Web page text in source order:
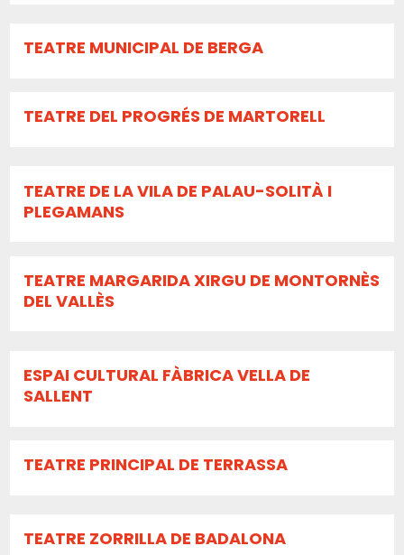
TEATRE MUNICIPAL DE BERGA
TEATRE DEL PROGRÉS DE MARTORELL
TEATRE DE LA VILA DE PALAU-SOLITÀ I
PLEGAMANS
TEATRE MARGARIDA XIRGU DE MONTORNÈS
DEL VALLÈS
ESPAI CULTURAL FÀBRICA VELLA DE
SALLENT
TEATRE PRINCIPAL DE TERRASSA
TEATRE ZORRILLA DE BADALONA